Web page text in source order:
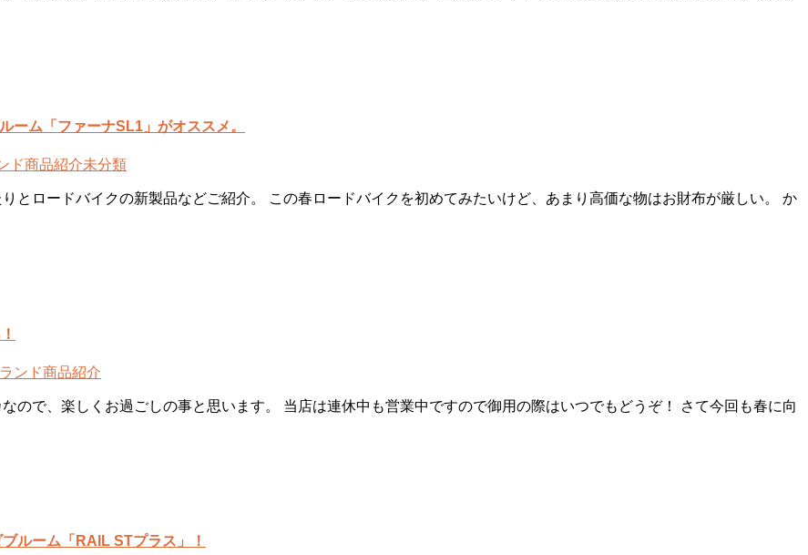
ーム「ファーナSL1」がオススメ。
ド商品紹介未分類
とロードバイクの新製品などご紹介。 この春ロードバイクを初めてみたいけど、あまり高価な物はお財布が厳しい。 か
ンド商品紹介
ので、楽しくお過ごしの事と思います。 当店は連休中も営業中ですので御用の際はいつでもどうぞ！ さて今回も春に向
ルーム「RAIL STプラス」！